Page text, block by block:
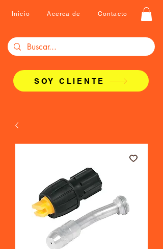
Inicio Acerca de Contacto
SOY CLIENTE